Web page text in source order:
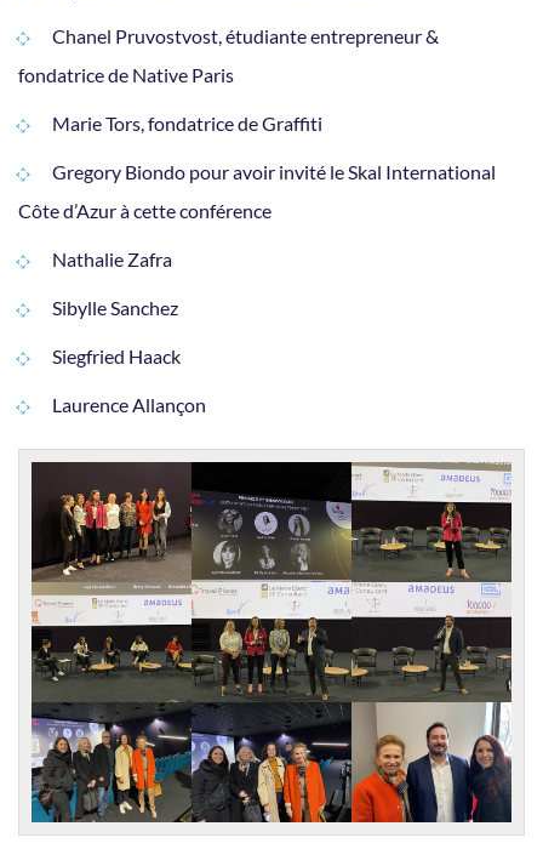
Chanel Pruvostvost, étudiante entrepreneur &
fondatrice de Native Paris
Marie Tors, fondatrice de Graffiti
Gregory Biondo pour avoir invité le Skal International
Côte d’Azur à cette conférence
Nathalie Zafra
Sibylle Sanchez
Siegfried Haack
Laurence Allançon